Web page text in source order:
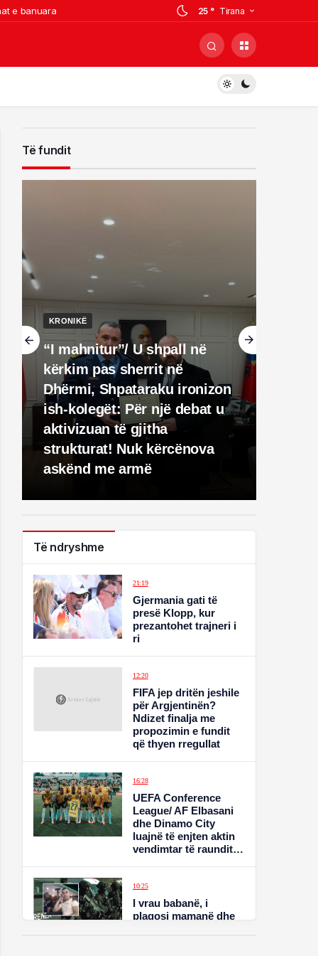
e banuara
25 ° Tirana
Të fundit
KRONIKË
“I mahnitur”/ U shpall në
kërkim pas sherrit në
Dhërmi, Shpataraku ironizon
ish-kolegët: Për një debat u
aktivizuan të gjitha
strukturat! Nuk kërcënova
askënd me armë
Të ndryshme
21:19
Gjermania gati të
presë Klopp, kur
prezantohet trajneri i
ri
12:20
FIFA jep dritën jeshile
për Argjentinën?
Ndizet finalja me
propozimin e fundit
që thyen rregullat
16:28
UEFA Conference
League/ AF Elbasani
dhe Dinamo City
luajnë të enjten aktin
vendimtar të raundit
10:25
I vrau babanë, i
plagosi mamanë dhe